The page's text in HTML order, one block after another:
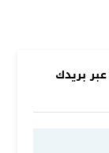
بريدك